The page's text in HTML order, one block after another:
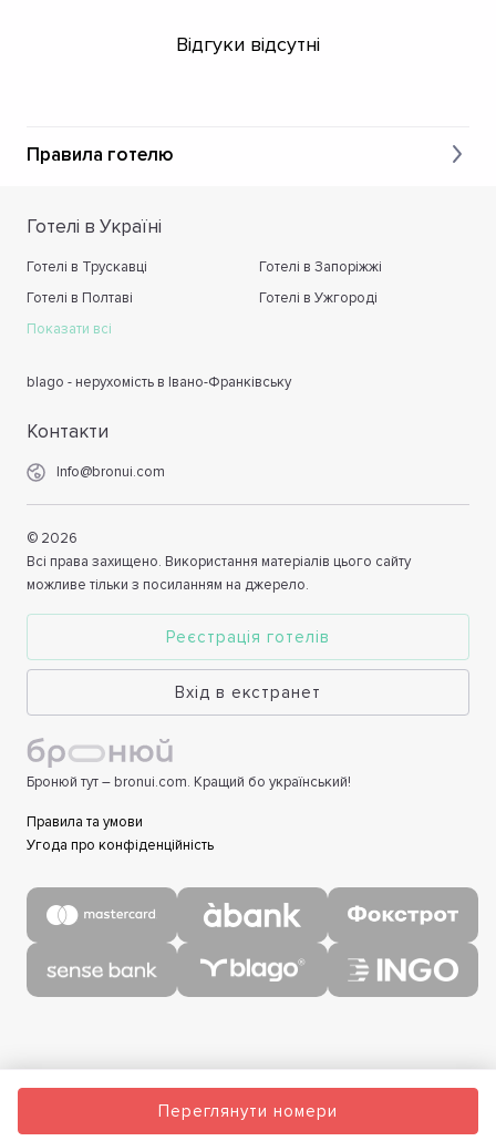
Відгуки відсутні
Правила готелю
Переглянути номери
Готелі в Україні
Готелі в Трускавці
Готелі в Запоріжжі
Готелі в Полтаві
Готелі в Ужгороді
Показати всі
blago - нерухомість в Івано-Франківську
Контакти
Info@bronui.com
© 2026
Всі права захищено. Використання матеріалів цього сайту
можливе тільки з посиланням на джерело.
Реєстрація готелів
Вхід в екстранет
Бронюй тут – bronui.com. Кращий бо український!
Правила та умови
Угода про конфіденційність